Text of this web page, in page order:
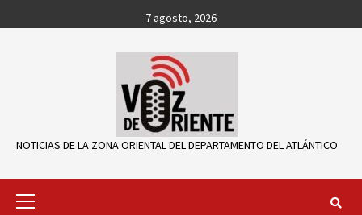
to
7 agosto, 2026
NOTICIAS DE LA ZONA ORIENTAL DEL DEPARTAMENTO DEL ATLÁNTICO
Primary